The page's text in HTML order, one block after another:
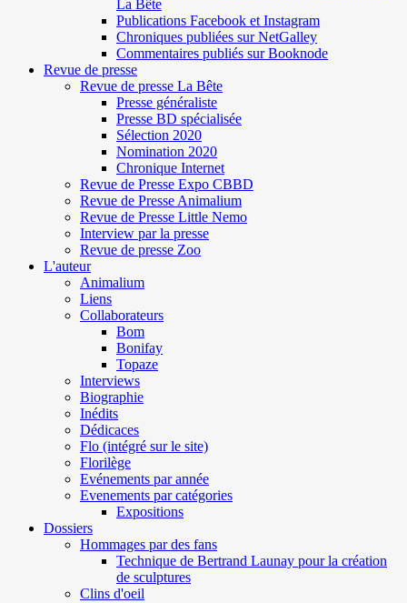
La Bête
Publications Facebook et Instagram
Chroniques publiées sur NetGalley
Commentaires publiés sur Booknode
Revue de presse
Revue de presse La Bête
Presse généraliste
Presse BD spécialisée
Sélection 2020
Nomination 2020
Chronique Internet
Revue de Presse Expo CBBD
Revue de Presse Animalium
Revue de Presse Little Nemo
Interview par la presse
Revue de presse Zoo
L'auteur
Animalium
Liens
Collaborateurs
Bom
Bonifay
Topaze
Interviews
Biographie
Inédits
Dédicaces
Flo (intégré sur le site)
Florilège
Evénements par année
Evenements par catégories
Expositions
Dossiers
Hommages par des fans
Technique de Bertrand Launay pour la création
de sculptures
Clins d'oeil